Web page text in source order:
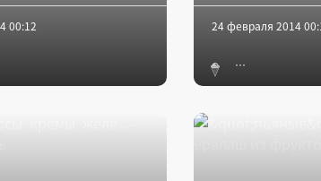
00:12 24 февраля 2014